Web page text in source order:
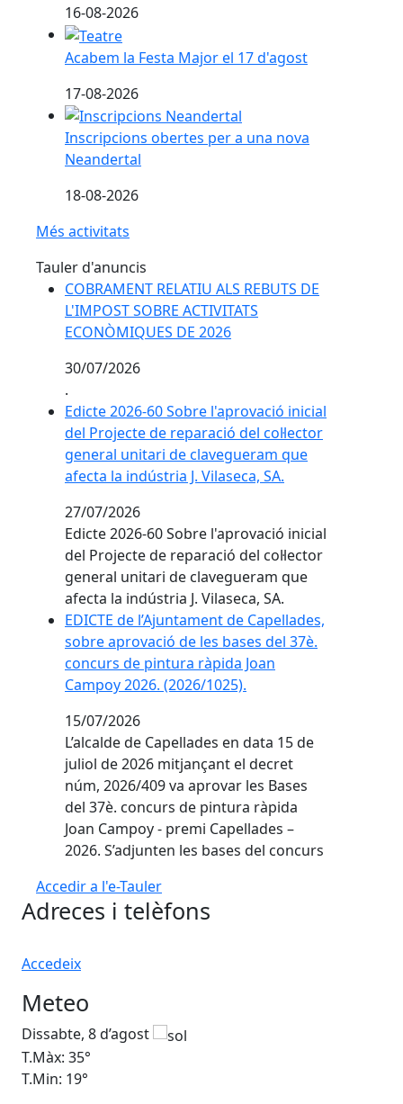
16-08-2026
Acabem la Festa Major el 17 d'agost
Acabem la Festa Major el 17 d'agost
17-08-2026
Inscripcions obertes per a una nova Neandertal
Inscripcions obertes per a una nova
Neandertal
18-08-2026
Més activitats
Tauler d'anuncis
COBRAMENT RELATIU ALS REBUTS DE
L'IMPOST SOBRE ACTIVITATS
ECONÒMIQUES DE 2026
30/07/2026
.
Edicte 2026-60 Sobre l'aprovació inicial
del Projecte de reparació del col·lector
general unitari de clavegueram que
afecta la indústria J. Vilaseca, SA.
27/07/2026
Edicte 2026-60 Sobre l'aprovació inicial
del Projecte de reparació del col·lector
general unitari de clavegueram que
afecta la indústria J. Vilaseca, SA.
EDICTE de l’Ajuntament de Capellades,
sobre aprovació de les bases del 37è.
concurs de pintura ràpida Joan
Campoy 2026. (2026/1025).
15/07/2026
L’alcalde de Capellades en data 15 de
juliol de 2026 mitjançant el decret
núm, 2026/409 va aprovar les Bases
del 37è. concurs de pintura ràpida
Joan Campoy - premi Capellades –
2026. S’adjunten les bases del concurs
Accedir a l'e-Tauler
Adreces i telèfons
Accedeix
Meteo
Dissabte, 8 d’agost
T.Màx: 35°
T.Min: 19°